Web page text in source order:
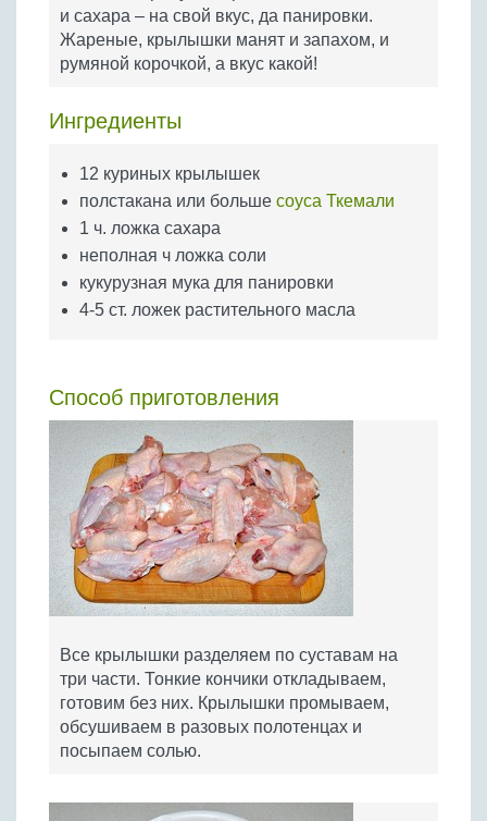
Бобовые
Яйца
Крупы
и сахара – на свой вкус, да панировки.
Жареные, крылышки манят и запахом, и
румяной корочкой, а вкус какой!
Ингредиенты
12 куриных крылышек
полстакана или больше соуса Ткемали
1 ч. ложка сахара
неполная ч ложка соли
кукурузная мука для панировки
4-5 ст. ложек растительного масла
Способ приготовления
Все крылышки разделяем по суставам на
три части. Тонкие кончики откладываем,
готовим без них. Крылышки промываем,
обсушиваем в разовых полотенцах и
посыпаем солью.